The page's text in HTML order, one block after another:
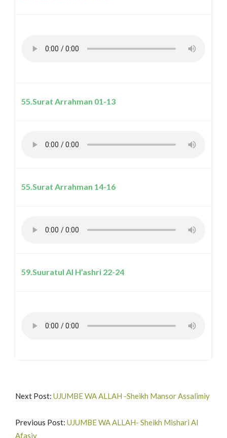
55.Surat Arrahman 01-13
55.Surat Arrahman 14-16
59.Suuratul Al H’ashri 22-24
Next Post: UJUMBE WA ALLAH -Sheikh Mansor Assalimiy
Previous Post: UJUMBE WA ALLAH- Sheikh Mishari Al
Afasiy